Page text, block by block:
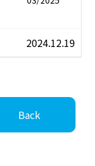
2024.12.19
Back